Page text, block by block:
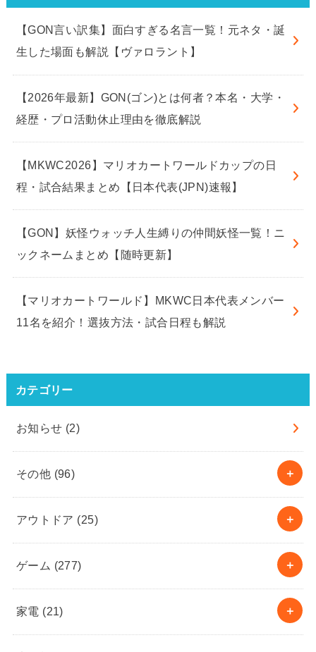
【GON言い訳集】面白すぎる名言一覧！元ネタ・誕
生した場面も解説【ヴァロラント】
【2026年最新】GON(ゴン)とは何者？本名・大学・
経歴・プロ活動休止理由を徹底解説
【MKWC2026】マリオカートワールドカップの日
程・試合結果まとめ【日本代表(JPN)速報】
【GON】妖怪ウォッチ人生縛りの仲間妖怪一覧！ニ
ックネームまとめ【随時更新】
【マリオカートワールド】MKWC日本代表メンバー
11名を紹介！選抜方法・試合日程も解説
カテゴリー
お知らせ (2)
その他 (96)
アウトドア (25)
ゲーム (277)
家電 (21)